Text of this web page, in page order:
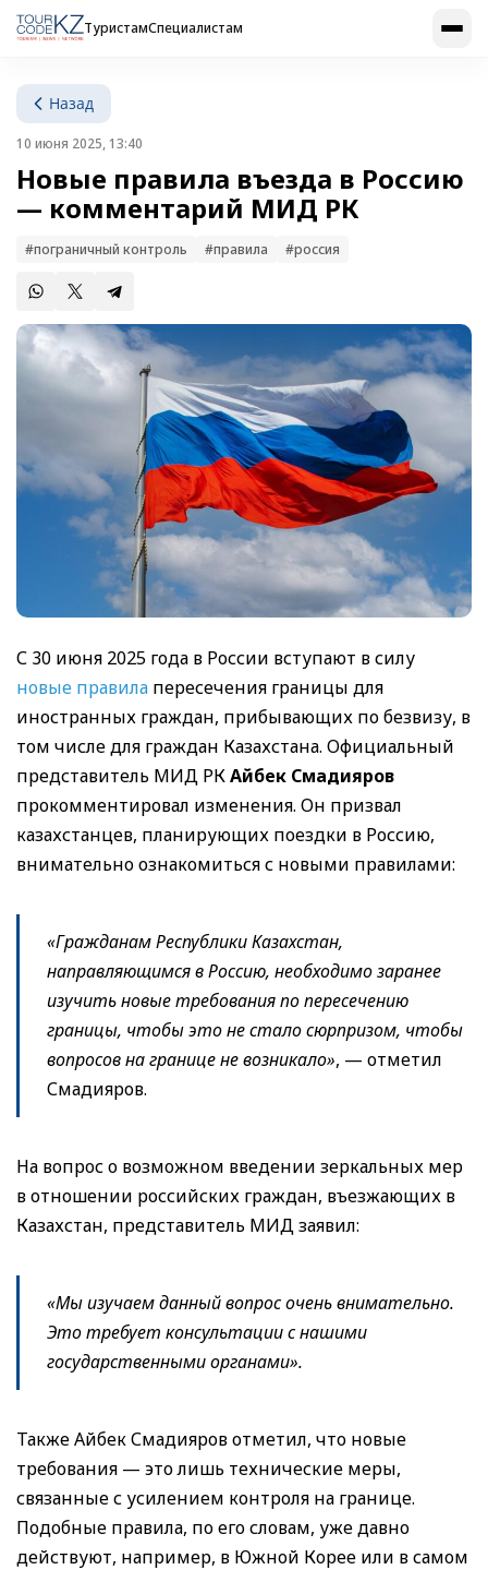
ТуристамСпециалистам
Назад
10 июня 2025, 13:40
Новые правила въезда в Россию
— комментарий МИД РК
#пограничный контроль #правила #россия
С 30 июня 2025 года в России вступают в силу
новые правила пересечения границы для
иностранных граждан, прибывающих по безвизу, в
том числе для граждан Казахстана. Официальный
представитель МИД РКАйбек Смадияров
прокомментировал изменения. Он призвал
казахстанцев, планирующих поездки в Россию,
внимательно ознакомиться с новыми правилами:
«Гражданам Республики Казахстан,
направляющимся в Россию, необходимо заранее
изучить новые требования по пересечению
границы, чтобы это не стало сюрпризом, чтобы
вопросов на границе не возникало», — отметил
Смадияров.
На вопрос о возможном введении зеркальных мер
в отношении российских граждан, въезжающих в
Казахстан, представитель МИД заявил:
«Мы изучаем данный вопрос очень внимательно.
Это требует консультации с нашими
государственными органами».
Также Айбек Смадияров отметил, что новые
требования — это лишь технические меры,
связанные с усилением контроля на границе.
Подобные правила, по его словам, уже давно
действуют, например, в Южной Корее или в самом